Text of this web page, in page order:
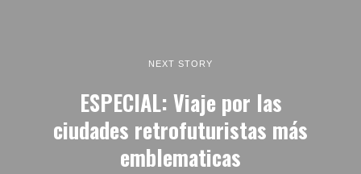
NEXT STORY
ESPECIAL: Viaje por las
ciudades retrofuturistas más
emblematicas